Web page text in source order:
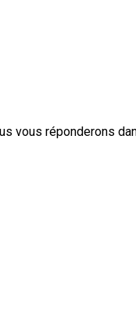
vous réponderons